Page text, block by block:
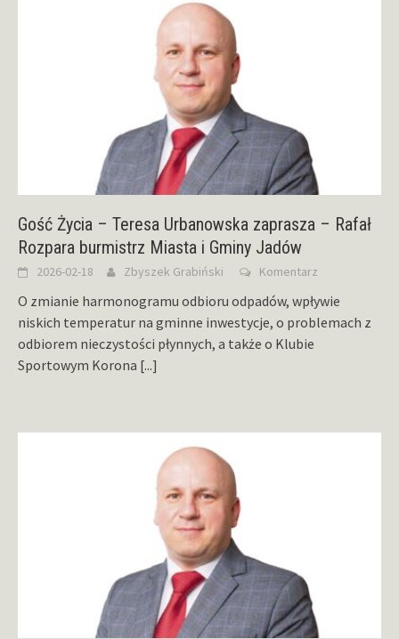
Gość Życia – Teresa Urbanowska zaprasza – Rafał
Rozpara burmistrz Miasta i Gminy Jadów
2026-02-18 Zbyszek Grabiński Komentarz
O zmianie harmonogramu odbioru odpadów, wpływie
niskich temperatur na gminne inwestycje, o problemach z
odbiorem nieczystości płynnych, a także o Klubie
Sportowym Korona [...]